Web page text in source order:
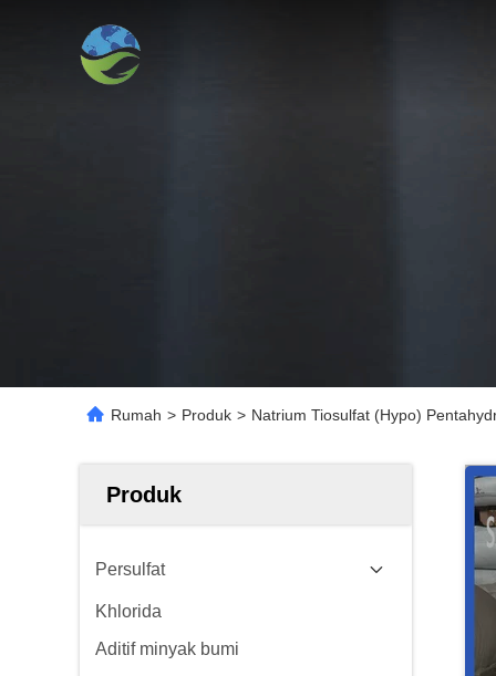
Rumah > Produk > Natrium Tiosulfat (Hypo)
Produk
Persulfat
Khlorida
Aditif minyak bumi